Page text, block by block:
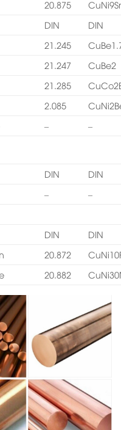
20.875
DIN
DIN
21.245
21.247
CuBe2
21.285
2.085
– –
DIN
DIN
–
–
DIN
DIN
20.872
20.882